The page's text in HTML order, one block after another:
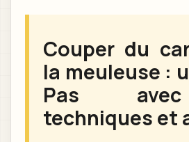
Couper du
la meuleuse :
Pas
techniques et